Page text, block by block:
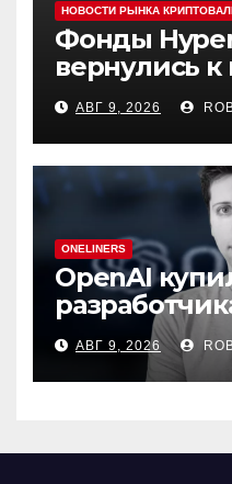
НОВОСТИ РЫНКА
Фонды
вернулись к
3-х недель
АВГ 9, 2026
ONELINERS
OpenAI
генератора
NextSlide
АВГ 9, 2026